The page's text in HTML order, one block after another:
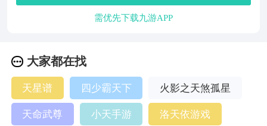
需优先下载九游APP
大家都在找
天星谱 四少霸天下
火影之天煞孤星
天命武尊
小天手游
洛天依游戏